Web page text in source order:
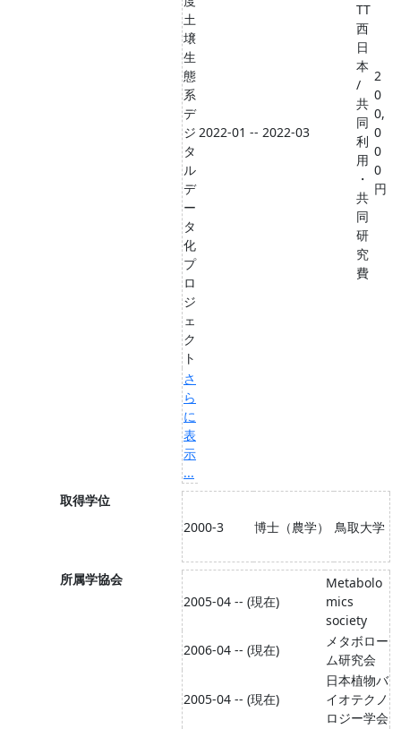
土
壌
生
態
系
デ
ジ
タ
ル
デ
ー
タ
化
プ
ロ
ジ
ェ
ク
ト
2022-01 -- 2022-03
TT
西
日
本
/
共
同
利
用
・
共
同
研
究
費
2
0
0,
0
0
0
円
さ
ら
に
表
示
...
取得学位
2000-3
博士（農学） 鳥取大学
所属学協会
2005-04 -- (現在)
Metabolo
mics
society
2006-04 -- (現在)
メタボロー
ム研究会
2005-04 -- (現在)
日本植物バ
イオテクノ
ロジー学会